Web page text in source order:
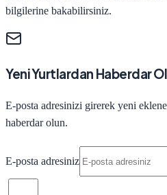
bilgilerine bakabilirsiniz.
Yeni Yurtlardan Haberdar
E-posta adresinizi girerek yeni
haberdar olun.
E-posta adresiniz